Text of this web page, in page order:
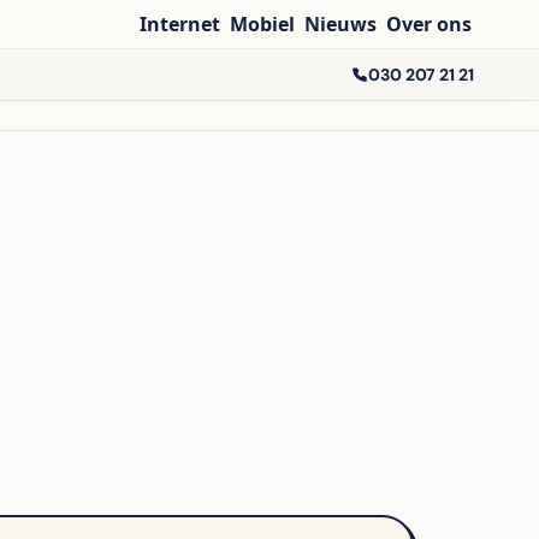
Internet Mobiel Nieuws Over ons
030 207 21 21